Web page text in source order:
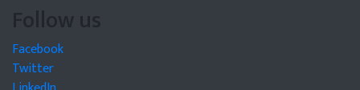
Follow us
Facebook
Twitter